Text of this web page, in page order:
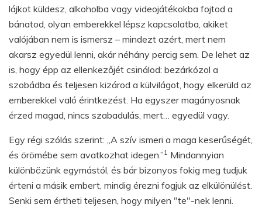
lájkot küldesz, alkoholba vagy videojátékokba fojtod a
bánatod, olyan emberekkel lépsz kapcsolatba, akiket
valójában nem is ismersz – mindezt azért, mert nem
akarsz egyedül lenni, akár néhány percig sem. De lehet az
is, hogy épp az ellenkezőjét csinálod: bezárkózol a
szobádba és teljesen kizárod a külvilágot, hogy elkerüld az
emberekkel való érintkezést. Ha egyszer magányosnak
érzed magad, nincs szabadulás, mert… egyedül vagy.
Egy régi szólás szerint: „A szív ismeri a maga keserűségét,
és örömébe sem avatkozhat idegen.”1 Mindannyian
különbözünk egymástól, és bár bizonyos fokig meg tudjuk
érteni a másik embert, mindig érezni fogjuk az elkülönülést.
Senki sem értheti teljesen, hogy milyen "te"-nek lenni.